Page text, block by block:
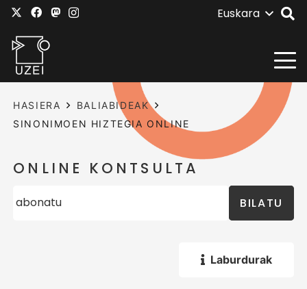
Euskara
HASIERA
BALIABIDEAK
SINONIMOEN HIZTEGIA ONLINE
ONLINE KONTSULTA
BILATU
Laburdurak